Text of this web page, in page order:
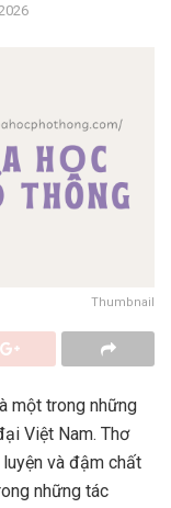
Thumbnail
một trong những
Việt Nam. Thơ
và đậm chất
những tác